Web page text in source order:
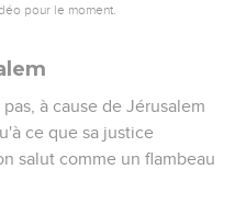
pour le moment.
à cause de Jérusalem
ce que sa justice
salut comme un flambeau